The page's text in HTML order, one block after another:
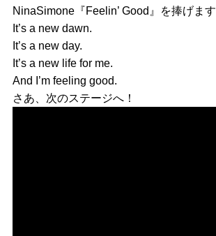
NinaSimone『Feelin’ Good』を捧げます
It’s a new dawn.
It’s a new day.
It’s a new life for me.
And I’m feeling good.
さあ、次のステージへ！